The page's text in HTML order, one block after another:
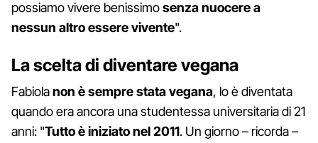
possiamo vivere benissimosenza nuocere a
nessun altro essere vivente".
La scelta di diventare vegana
Fabiolanon è sempre stata vegana, lo è diventata
quando era ancora una studentessa universitaria di 21
anni: "Tutto è iniziato nel 2011. Un giorno – ricorda –